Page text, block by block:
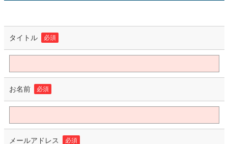
タイトル 必須
お名前 必須
メールアドレス 必須